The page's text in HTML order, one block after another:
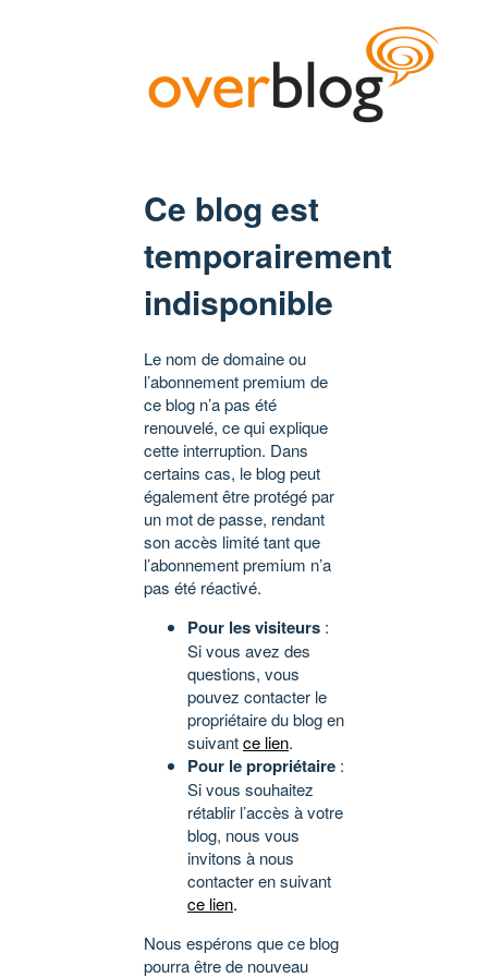
Ce blog est
temporairement
indisponible
Le nom de domaine ou
l’abonnement premium de
ce blog n’a pas été
renouvelé, ce qui explique
cette interruption. Dans
certains cas, le blog peut
également être protégé par
un mot de passe, rendant
son accès limité tant que
l’abonnement premium n’a
pas été réactivé.
Pour les visiteurs :
Si vous avez des
questions, vous
pouvez contacter le
propriétaire du blog en
suivantce lien.
Pour le propriétaire :
Si vous souhaitez
rétablir l’accès à votre
blog, nous vous
invitons à nous
contacter en suivant
ce lien.
Nous espérons que ce blog
pourra être de nouveau